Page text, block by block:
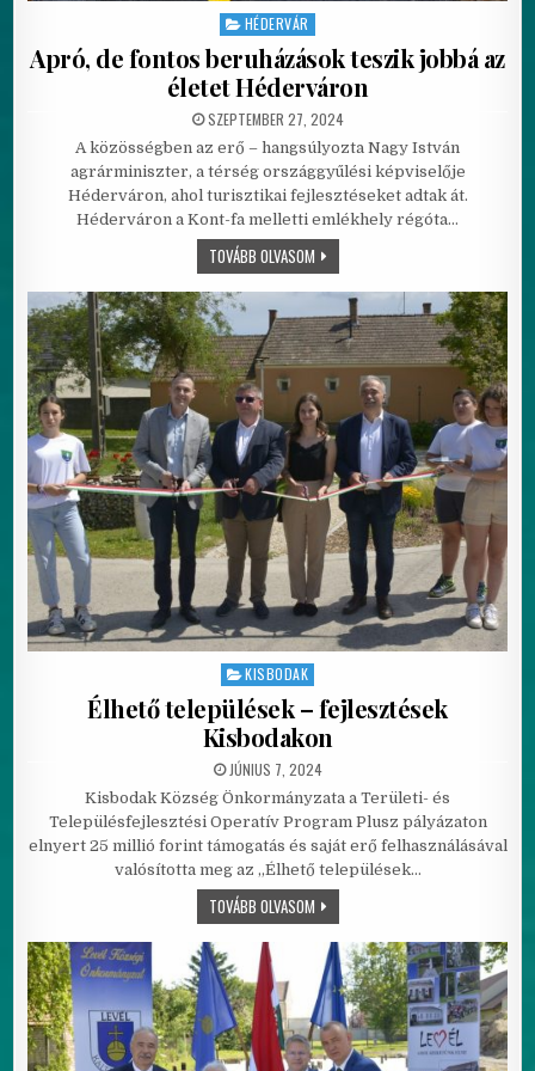
Posted in
HÉDERVÁR
Apró, de fontos beruházások teszik jobbá az
életet Héderváron
PUBLISHED DATE:
SZEPTEMBER 27, 2024
A közösségben az erő – hangsúlyozta Nagy István
agrárminiszter, a térség országgyűlési képviselője
Héderváron, ahol turisztikai fejlesztéseket adtak át.
Héderváron a Kont-fa melletti emlékhely régóta…
TOVÁBB OLVASOMAPRÓ, DE FONTOS BERUHÁZÁSOK
Posted in
KISBODAK
Élhető települések – fejlesztések
Kisbodakon
PUBLISHED DATE:
JÚNIUS 7, 2024
Kisbodak Község Önkormányzata a Területi- és
Településfejlesztési Operatív Program Plusz pályázaton
elnyert 25 millió forint támogatás és saját erő felhasználásával
valósította meg az „Élhető települések…
TOVÁBB OLVASOMÉLHETŐ TELEPÜLÉSEK –